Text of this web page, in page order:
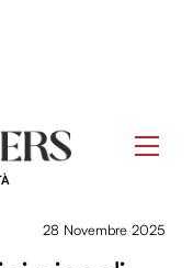
28 Novembre 2025